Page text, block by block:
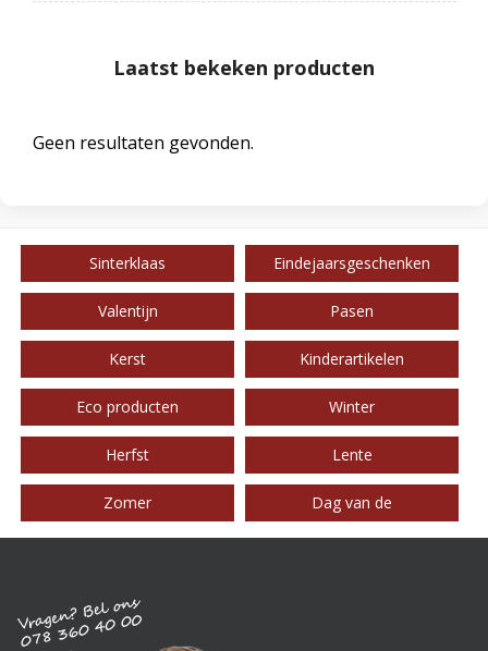
Laatst bekeken producten
Geen resultaten gevonden.
Sinterklaas Eindejaarsgeschenken
Valentijn Pasen
Kerst Kinderartikelen
Eco producten Winter
Herfst Lente
Zomer Dag van de